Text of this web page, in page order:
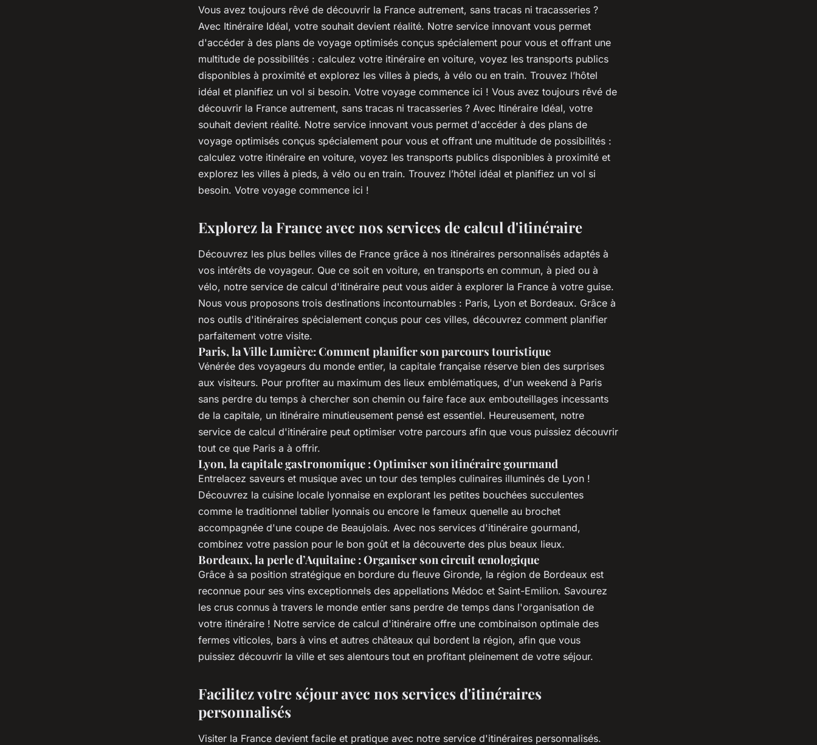
Itinéraire idéal : Découvrir la France
autrement grâce à nos plans de voyage
Vous avez toujours rêvé de découvrir la France autrement, sans tracas ni tracasseries ?
Avec Itinéraire Idéal, votre souhait devient réalité. Notre service innovant vous permet
d'accéder à des plans de voyage optimisés conçus spécialement pour vous et offrant une
multitude de possibilités : calculez votre itinéraire en voiture, voyez les transports publics
disponibles à proximité et explorez les villes à pieds, à vélo ou en train. Trouvez l’hôtel
idéal et planifiez un vol si besoin. Votre voyage commence ici ! Vous avez toujours rêvé de
découvrir la France autrement, sans tracas ni tracasseries ? Avec Itinéraire Idéal, votre
souhait devient réalité. Notre service innovant vous permet d'accéder à des plans de
voyage optimisés conçus spécialement pour vous et offrant une multitude de possibilités :
calculez votre itinéraire en voiture, voyez les transports publics disponibles à proximité et
explorez les villes à pieds, à vélo ou en train. Trouvez l’hôtel idéal et planifiez un vol si
besoin. Votre voyage commence ici !
Explorez la France avec nos services de calcul d'itinéraire
Découvrez les plus belles villes de France grâce à nos itinéraires personnalisés adaptés à
vos intérêts de voyageur. Que ce soit en voiture, en transports en commun, à pied ou à
vélo, notre service de calcul d'itinéraire peut vous aider à explorer la France à votre guise.
Nous vous proposons trois destinations incontournables : Paris, Lyon et Bordeaux. Grâce à
nos outils d'itinéraires spécialement conçus pour ces villes, découvrez comment planifier
parfaitement votre visite.
Paris, la Ville Lumière: Comment planifier son parcours touristique
Vénérée des voyageurs du monde entier, la capitale française réserve bien des surprises
aux visiteurs. Pour profiter au maximum des lieux emblématiques, d'un weekend à Paris
sans perdre du temps à chercher son chemin ou faire face aux embouteillages incessants
de la capitale, un itinéraire minutieusement pensé est essentiel. Heureusement, notre
service de calcul d'itinéraire peut optimiser votre parcours afin que vous puissiez découvrir
tout ce que Paris a à offrir.
Lyon, la capitale gastronomique : Optimiser son itinéraire gourmand
Entrelacez saveurs et musique avec un tour des temples culinaires illuminés de Lyon !
Découvrez la cuisine locale lyonnaise en explorant les petites bouchées succulentes
comme le traditionnel tablier lyonnais ou encore le fameux quenelle au brochet
accompagnée d'une coupe de Beaujolais. Avec nos services d'itinéraire gourmand,
combinez votre passion pour le bon goût et la découverte des plus beaux lieux.
Bordeaux, la perle d’Aquitaine : Organiser son circuit œnologique
Grâce à sa position stratégique en bordure du fleuve Gironde, la région de Bordeaux est
reconnue pour ses vins exceptionnels des appellations Médoc et Saint-Emilion. Savourez
les crus connus à travers le monde entier sans perdre de temps dans l'organisation de
votre itinéraire ! Notre service de calcul d'itinéraire offre une combinaison optimale des
fermes viticoles, bars à vins et autres châteaux qui bordent la région, afin que vous
puissiez découvrir la ville et ses alentours tout en profitant pleinement de votre séjour.
Facilitez votre séjour avec nos services d'itinéraires
personnalisés
Visiter la France devient facile et pratique avec notre service d'itinéraires personnalisés.